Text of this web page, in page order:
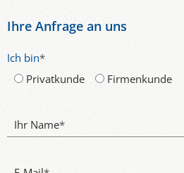
Ihre Anfrage an uns
Ich bin*
Privatkunde
Firmenkunde
Ihr Name*